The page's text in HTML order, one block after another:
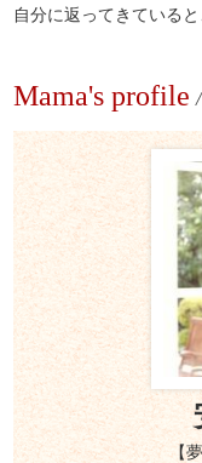
自分に返ってきている
Mama's profile /
【